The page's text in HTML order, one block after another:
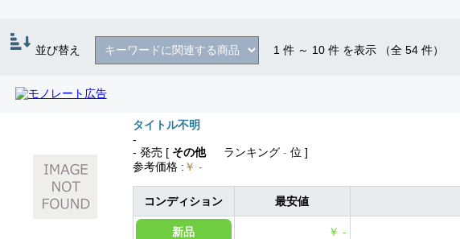
並び替え 1 件 ～ 10 件 を表示 （全 54 件）
タイトル不明
-
- 発売 [ その他 ランキング - 位 ]
参考価格 : ￥ -
コンディション 最安値
新品 ￥ -